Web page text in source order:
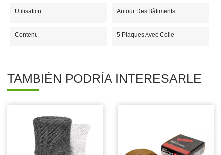
Utilisation Autour Des Bâtiments
Contenu 5 Plaques Avec Colle
TAMBIÉN PODRÍA INTERESARLE